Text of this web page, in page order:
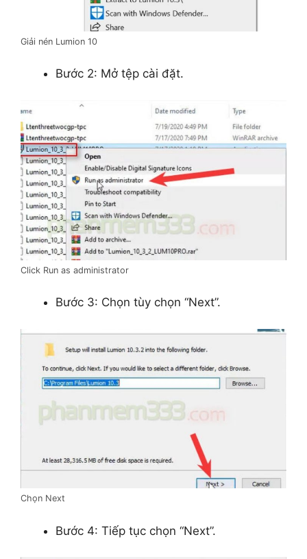
Giải nén Lumion 10
Bước 2: Mở tệp cài đặt.
Click Run as administrator
Bước 3: Chọn tùy chọn “Next”.
Chọn Next
Bước 4: Tiếp tục chọn “Next”.